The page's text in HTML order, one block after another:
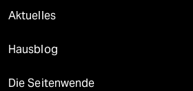
Aktuelles
Hausblog
Die Seitenwende